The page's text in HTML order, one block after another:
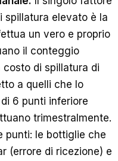
spillatura elevato è la
un vero e proprio
il conteggio
di spillatura di
a quelli che lo
6 punti inferiore
trimestralmente.
punti: le bottiglie che
(errore di ricezione) e